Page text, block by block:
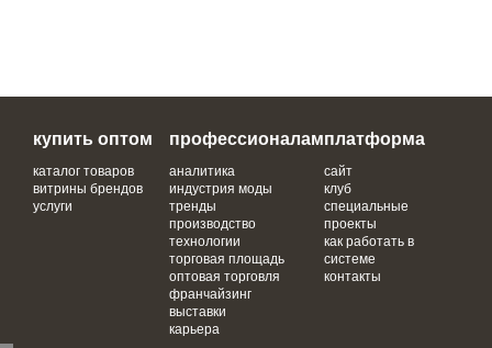
купить оптом
каталог товаров
витрины брендов
услуги
профессионалам
аналитика
индустрия моды
тренды
производство
технологии
торговая площадь
оптовая торговля
франчайзинг
выставки
карьера
платформа
сайт
клуб
специальные
проекты
как работать в
системе
контакты